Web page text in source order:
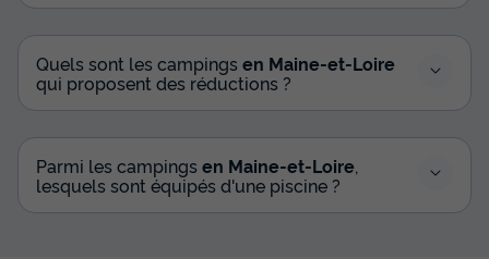
Quels sont les campings en Maine-et-Loire
qui proposent des réductions ?
Parmi les campings en Maine-et-Loire,
lesquels sont équipés d'une piscine ?